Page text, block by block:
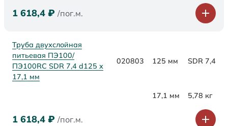
1 618,4 ₽ /пог.м.
Труба двухслойная
питьевая ПЭ100/
ПЭ100RC SDR 7,4 d125 х
17,1 мм
020803 125 мм SDR 7,4
17,1 мм 5,78 кг
1 618,4 ₽ /пог.м.